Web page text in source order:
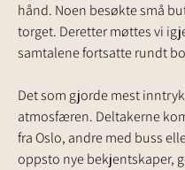
hånd. Noen besøkte små
torget. Deretter møttes vi
samtalene fortsatte rundt
Det som gjorde mest
atmosfæren. Deltakerne
fra Oslo, andre med buss
oppsto nye bekjentskaper,